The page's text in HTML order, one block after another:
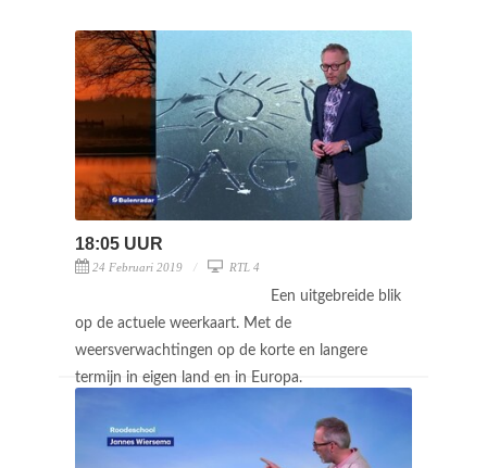
18:05 UUR
24 Februari 2019 RTL 4
Een uitgebreide blik
op de actuele weerkaart. Met de
weersverwachtingen op de korte en langere
termijn in eigen land en in Europa.